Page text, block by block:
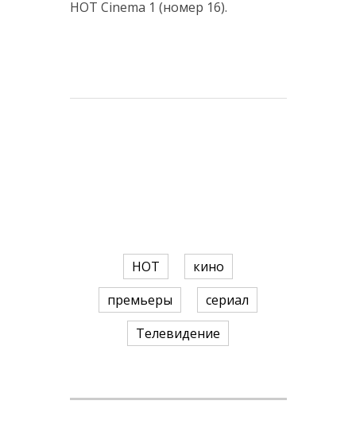
HOT Cinema 1 (номер 16).
HOT
кино
премьеры
сериал
Телевидение